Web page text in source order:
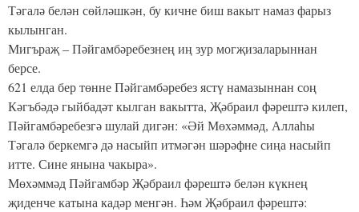
Тәгалә белән сөйләшкән, бу кичне биш вакыт намаз фарыз
кылынган.
Мигъраҗ – Пәйгамбәребезнең иң зур могҗизаларыннан
берсе.
621 елда бер төнне Пәйгамбәребез ястү намазыннан соң
Кәгъбәдә гыйбадәт кылган вакытта, Җәбраил фәрештә килеп,
Пәйгамбәребезгә шулай дигән: «Әй Мөхәммәд, Аллаһы
Тәгалә беркемгә дә насыйп итмәгән шәрәфне сиңа насыйп
итте. Сине янына чакыра».
Мөхәммәд Пәйгамбәр Җәбраил фәрештә белән күкнең
җиденче катына кадәр менгән. Һәм Җәбраил фәрештә: